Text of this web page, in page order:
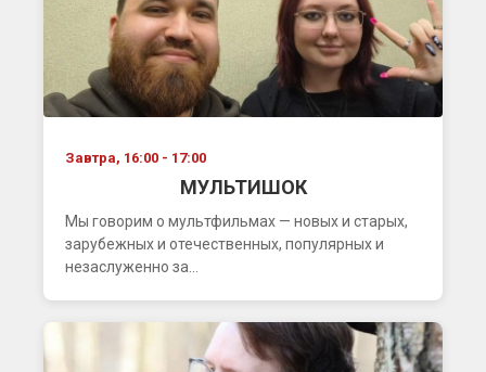
Завтра, 16:00 - 17:00
МУЛЬТИШОК
Мы говорим о мультфильмах — новых и старых,
зарубежных и отечественных, популярных и
незаслуженно за...